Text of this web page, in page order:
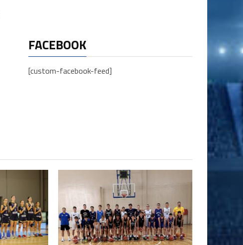
FACEBOOK
[custom-facebook-feed]